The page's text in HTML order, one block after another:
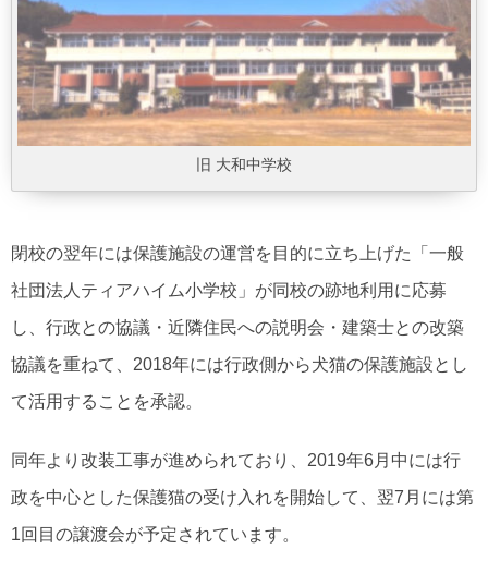
旧 大和中学校
閉校の翌年には保護施設の運営を目的に立ち上げた「一般
社団法人ティアハイム小学校」が同校の跡地利用に応募
し、行政との協議・近隣住民への説明会・建築士との改築
協議を重ねて、2018年には行政側から犬猫の保護施設とし
て活用することを承認。
同年より改装工事が進められており、2019年6月中には行
政を中心とした保護猫の受け入れを開始して、翌7月には第
1回目の譲渡会が予定されています。